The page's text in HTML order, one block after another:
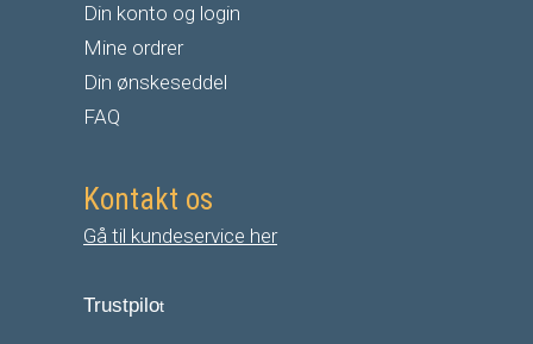
Din konto og login
Mine ordrer
Din ønskeseddel
FAQ
Kontakt os
Gå til kundeservice her
Trustpilot